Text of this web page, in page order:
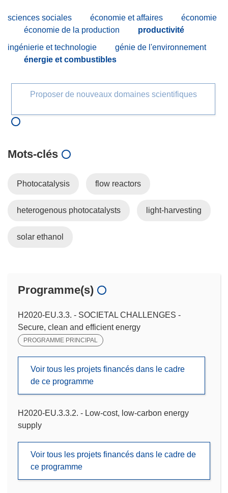
sciences sociales économie et affaires
économie
économie de la production
productivité
ingénierie et technologie
génie de l'environnement
énergie et combustibles
Proposer de nouveaux domaines scientifiques
Mots‑clés
Photocatalysis flow reactors
heterogenous photocatalysts light-harvesting
solar ethanol
Programme(s)
H2020-EU.3.3. - SOCIETAL CHALLENGES -
Secure, clean and efficient energy
PROGRAMME PRINCIPAL
Voir tous les projets financés dans le cadre
de ce programme
H2020-EU.3.3.2. - Low-cost, low-carbon energy
supply
Voir tous les projets financés dans le cadre de
ce programme